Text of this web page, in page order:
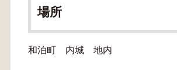
場所
和泊町 内城 地内